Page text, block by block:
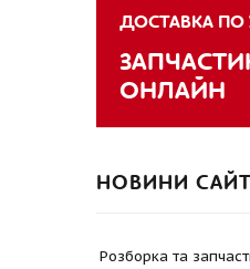
ДОСТАВКА ПО
ОНЛАЙН
НОВИНИ
Розборка та